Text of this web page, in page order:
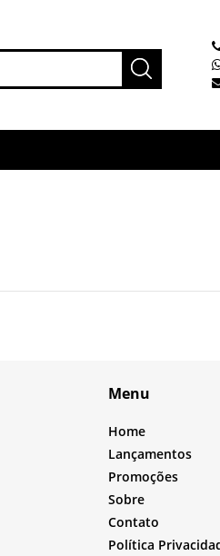
Menu
Home
Lançamentos
Promoções
Sobre
Contato
Política